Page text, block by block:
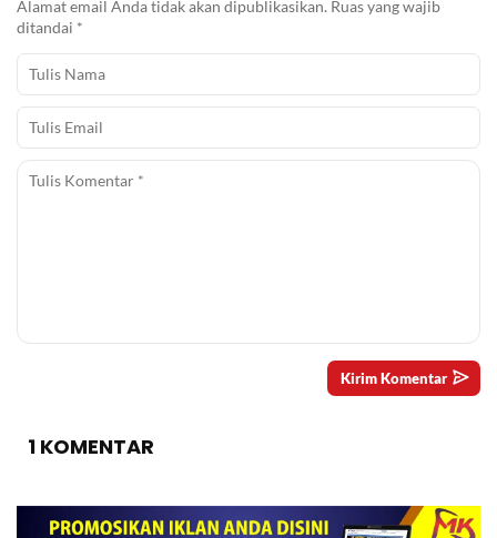
Alamat email Anda tidak akan dipublikasikan. Ruas yang wajib
ditandai *
1 KOMENTAR